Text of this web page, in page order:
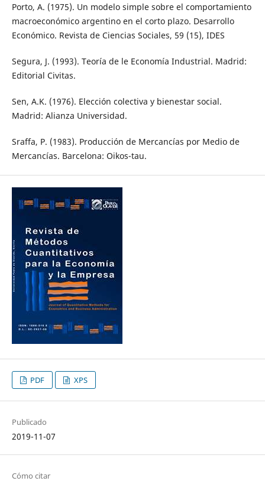
Porto, A. (1975). Un modelo simple sobre el comportamiento
macroeconómico argentino en el corto plazo. Desarrollo
Económico. Revista de Ciencias Sociales, 59 (15), IDES
Segura, J. (1993). Teoría de le Economía Industrial. Madrid:
Editorial Civitas.
Sen, A.K. (1976). Elección colectiva y bienestar social.
Madrid: Alianza Universidad.
Sraffa, P. (1983). Producción de Mercancías por Medio de
Mercancías. Barcelona: Oikos-tau.
PDF XPS
Publicado
2019-11-07
Cómo citar